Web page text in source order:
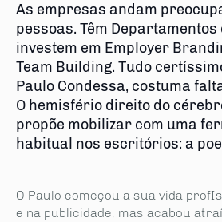
As empresas andam
pessoas. Têm Departamentos
investem em Employer
Team Building. Tudo
Paulo Condessa, costuma
O hemisfério direito do
propõe mobilizar com uma
habitual nos escritórios: a
O Paulo começou a sua vida
e na publicidade, mas acabou